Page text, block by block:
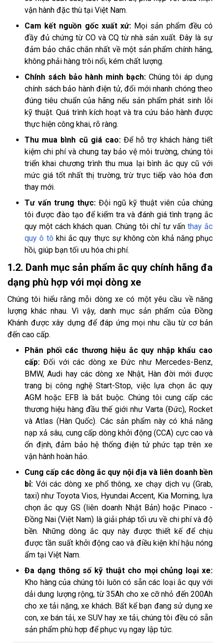
vận hành đặc thù tại Việt Nam.
Cam kết nguồn gốc xuất xứ: Mọi sản phẩm đều có
đầy đủ chứng từ CO và CQ từ nhà sản xuất. Đây là sự
đảm bảo chắc chắn nhất về một sản phẩm chính hãng,
không phải hàng trôi nổi, kém chất lượng.
Chính sách bảo hành minh bạch: Chúng tôi áp dụng
chính sách bảo hành điện tử, đổi mới nhanh chóng theo
đúng tiêu chuẩn của hãng nếu sản phẩm phát sinh lỗi
kỹ thuật. Quá trình kích hoạt và tra cứu bảo hành được
thực hiện công khai, rõ ràng.
Thu mua bình cũ giá cao:Để hỗ trợ khách hàng tiết
kiệm chi phí và chung tay bảo vệ môi trường, chúng tôi
triển khai chương trình thu mua lại bình ắc quy cũ với
mức giá tốt nhất thị trường, trừ trực tiếp vào hóa đơn
thay mới.
Tư vấn trung thực: Đội ngũ kỹ thuật viên của chúng
tôi được đào tạo để kiểm tra và đánh giá tình trạng ắc
quy một cách khách quan. Chúng tôi chỉ tư vấn thay ắc
quy ô tôkhi ắc quy thực sự không còn khả năng phục
hồi, giúp bạn tối ưu hóa chi phí.
1.2. Danh mục sản phẩm ắc quy chính hãng đa
dạng phù hợp với mọi dòng xe
Chúng tôi hiểu rằng mỗi dòng xe có một yêu cầu về năng
lượng khác nhau. Vì vậy, danh mục sản phẩm của Đồng
Khánh được xây dựng để đáp ứng mọi nhu cầu từ cơ bản
đến cao cấp.
Phân phối các thương hiệu ắc quy nhập khẩu cao
cấp: Đối với các dòng xe Đức như Mercedes-Benz,
BMW, Audi hay các dòng xe Nhật, Hàn đời mới được
trang bị công nghệ Start-Stop, việc lựa chọn ắc quy
AGM hoặc EFB là bắt buộc. Chúng tôi cung cấp các
thương hiệu hàng đầu thế giới như Varta (Đức), Rocket
và Atlas (Hàn Quốc). Các sản phẩm này có khả năng
nạp xả sâu, cung cấp dòng khởi động (CCA) cực cao và
ổn định, đảm bảo hệ thống điện tử phức tạp trên xe
vận hành hoàn hảo.
Cung cấp các dòng ắc quy nội địa và liên doanh bền
bỉ: Với các dòng xe phổ thông, xe chạy dịch vụ (Grab,
taxi) như Toyota Vios, Hyundai Accent, Kia Morning, lựa
chọn ắc quy GS (liên doanh Nhật Bản) hoặc Pinaco -
Đồng Nai (Việt Nam) là giải pháp tối ưu về chi phí và độ
bền. Những dòng ắc quy này được thiết kế để chịu
được tần suất khởi động cao và điều kiện khí hậu nóng
ẩm tại Việt Nam.
Đa dạng thông số kỹ thuật cho mọi chủng loại xe:
Kho hàng của chúng tôi luôn có sẵn các loại ắc quy với
dải dung lượng rộng, từ 35Ah cho xe cỡ nhỏ đến 200Ah
cho xe tải nặng, xe khách. Bất kể bạn đang sử dụng xe
con, xe bán tải, xe SUV hay xe tải, chúng tôi đều có sẵn
sản phẩm phù hợp để phục vụ ngay lập tức.